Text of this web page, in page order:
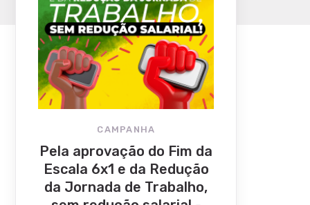
CAMPANHA
Pela aprovação do Fim da
Escala 6x1 e da Redução
da Jornada de Trabalho,